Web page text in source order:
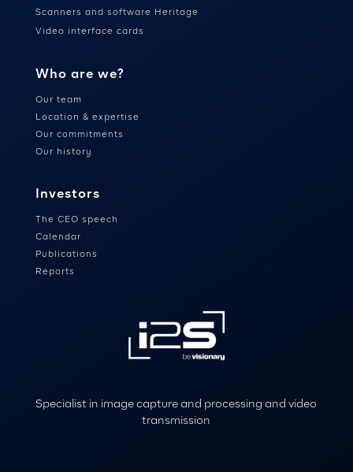
Scanners and software Heritage
Video interface cards
Who are we?
Our team
Location & expertise
Our commitments
Our history
Investors
The CEO speech
Calendar
Publications
Reports
Specialist in image capture and processing and video
transmission